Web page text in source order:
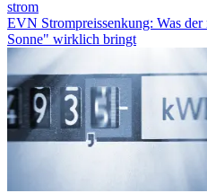
strom
EVN Strompreissenkung: Was
Sonne" wirklich bringt